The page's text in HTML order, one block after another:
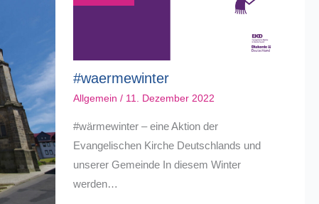
#waermewinter
Allgemein / 11. Dezember 2022
#wärmewinter – eine Aktion der
Evangelischen Kirche Deutschlands und
unserer Gemeinde In diesem Winter
werden…